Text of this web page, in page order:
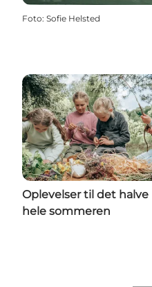
Foto: Sofie Helsted
Oplevelser til det halve
hele sommeren